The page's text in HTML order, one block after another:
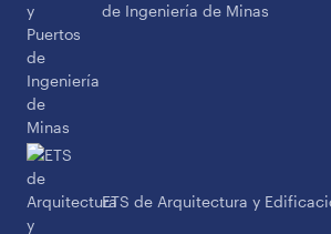
de Ingeniería de Minas
ETS de Arquitectura y